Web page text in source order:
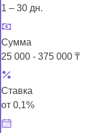
1 – 30 дн.
Сумма
25 000 - 375 000 ₸
Ставка
от 0,1%